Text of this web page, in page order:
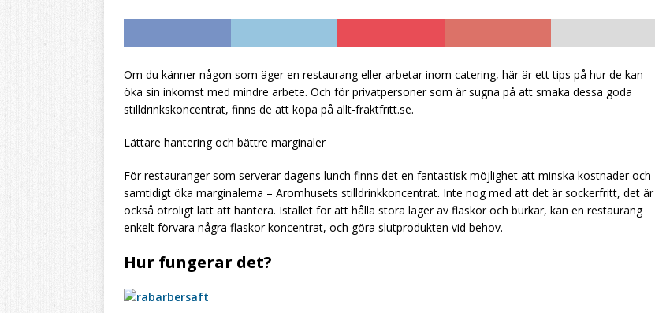
[ 2026/07/28 ] Byt fix kostnad per burk mot flexibel kostnad per liter med Aromhusets
[ 2026/07/27 ] Dyr läsk ut, Aromhusets stilldrink in – enkel vinst för restaurangen
HEMBRYGGNING
Om du känner någon som äger en restaurang eller arbetar inom catering, här är ett tips på hur de kan
öka sin inkomst med mindre arbete. Och för privatpersoner som är sugna på att smaka dessa goda
stilldrinkskoncentrat, finns de att köpa på allt-fraktfritt.se.
Lättare hantering och bättre marginaler
För restauranger som serverar dagens lunch finns det en fantastisk möjlighet att minska kostnader och
samtidigt öka marginalerna – Aromhusets stilldrinkkoncentrat. Inte nog med att det är sockerfritt, det är
också otroligt lätt att hantera. Istället för att hålla stora lager av flaskor och burkar, kan en restaurang
enkelt förvara några flaskor koncentrat, och göra slutprodukten vid behov.
Hur fungerar det?